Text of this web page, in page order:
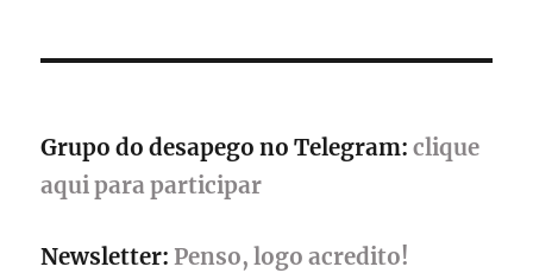
Grupo do desapego no Telegram: clique
aqui para participar
Newsletter: Penso, logo acredito!